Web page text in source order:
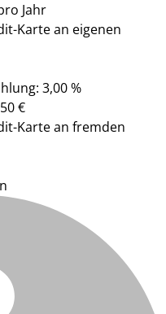
Jahr
Karte an eigenen
3,00 %
€
Karte an fremden